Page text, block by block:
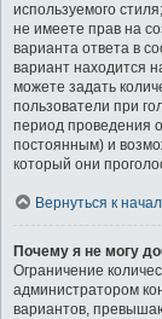
используемого
не имеете прав на
варианта ответа в
вариант находится
можете задать
пользователи при
период проведения
постоянным) и
который они
Вернуться к
Почему я не могу
Ограничение
администратором
вариантов,